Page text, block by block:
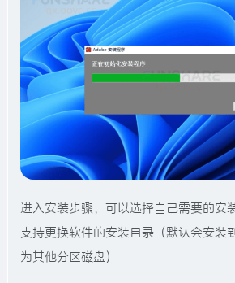
进入安装步骤，可以选择自己需要的安
支持更换软件的安装目录（默认会安装
为其他分区磁盘）